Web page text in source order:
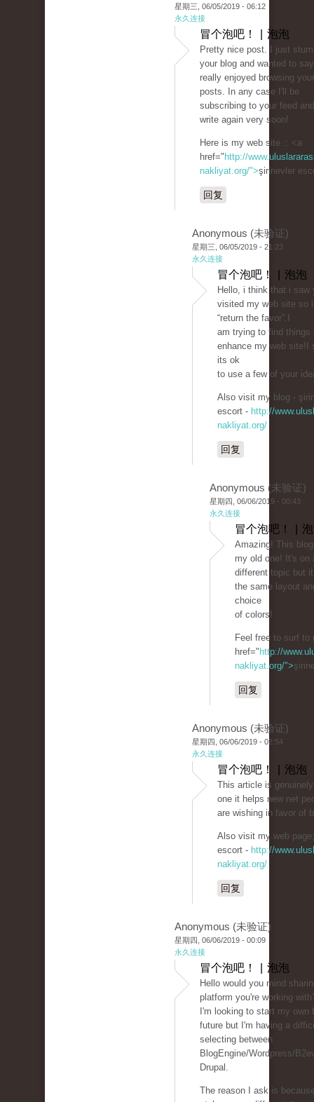
星期三, 06/05/2019 - 06:12
永久连接
冒个泡吧！ | 泡泡
Pretty nice post. I just
your blog and wanted to
really enjoyed browsing
posts. In any case I'll be
subscribing to your feed
write again very soon!
Here is my web site :: <a
href=" http://
nakliyat.org/">şirinevler
回复
Anonymous (未验证)
星期三, 06/05/2019 - 21:23
永久连接
冒个泡吧！ | 泡泡
Hello, i think that i saw
visited my web site so
“return the favor”.I
am trying to find things
enhance my web site!I
its ok
to use a few of your
Also visit my blog -
escort - http://
nakliyat.org/
回复
Anonymous (未验证)
星期四, 06/06/2019 - 00:43
永久连接
冒个泡吧！ |
Amazing! This
my old one! It's on
different topic but
the same layout
choice
of colors!
Feel free to surf
href=" http://
nakliyat.org/">
回复
Anonymous (未验证)
星期四, 06/06/2019 - 02:54
永久连接
冒个泡吧！ | 泡泡
This article is
one it helps new net
are wishing in favor of
Also visit my web
escort - http://
nakliyat.org/
回复
Anonymous (未验证)
星期四, 06/06/2019 - 00:09
永久连接
冒个泡吧！ | 泡泡
Hello would you mind
platform you're working
I'm looking to start my own
future but I'm having a
selecting between
BlogEngine/Wordpress/
Drupal.
The reason I ask is